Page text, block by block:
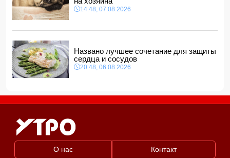
14:48, 07.08.2026
Названо лучшее сочетание для защиты
сердца и сосудов
20:48, 06.08.2026
О нас Контакт